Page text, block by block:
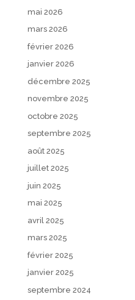
mai 2026
mars 2026
février 2026
janvier 2026
décembre 2025
novembre 2025
octobre 2025
septembre 2025
août 2025
juillet 2025
juin 2025
mai 2025
avril 2025
mars 2025
février 2025
janvier 2025
septembre 2024